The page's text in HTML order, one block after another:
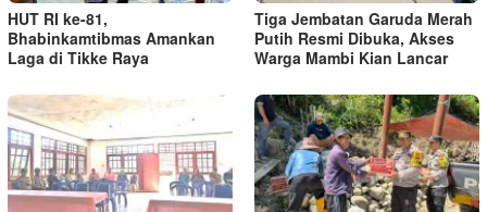
HUT RI ke-81,
Bhabinkamtibmas Amankan
Laga di Tikke Raya
Tiga Jembatan Garuda Merah
Putih Resmi Dibuka, Akses
Warga Mambi Kian Lancar